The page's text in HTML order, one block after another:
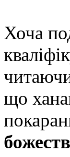
Хоча
що